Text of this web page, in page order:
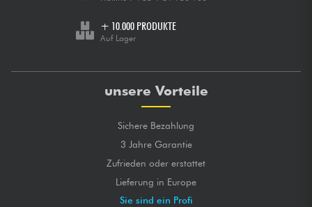
+ 10.000 PRODUKTE
Auf Lager
unsere Vorteile
Sichere Bezahlung
3 Jahre Garantie
Zufrieden oder erstattet
Lieferung in Europe
Sie sind ein Profi